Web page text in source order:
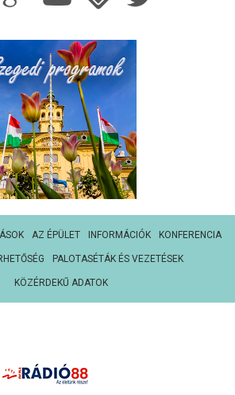
AZ ÉPÜLET INFORMÁCIÓK KONFERENCIA
PALOTASÉTÁK ÉS VEZETÉSEK
KÖZÉRDEKŰ ADATOK